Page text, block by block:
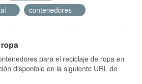
contenedores
para el reciclaje de ropa en
disponible en la siguiente URL de